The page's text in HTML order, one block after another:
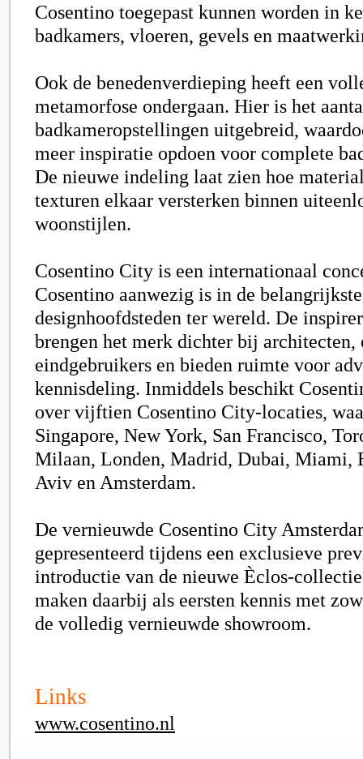
Cosentino toegepast kunnen worden in
badkamers, vloeren, gevels en
Ook de benedenverdieping heeft een
metamorfose ondergaan. Hier is het
badkameropstellingen uitgebreid,
meer inspiratie opdoen voor complete
De nieuwe indeling laat zien hoe
texturen elkaar versterken binnen
woonstijlen.
Cosentino City is een internationaal
Cosentino aanwezig is in de belangrijkste
designhoofdsteden ter wereld. De
brengen het merk dichter bij architecten,
eindgebruikers en bieden ruimte voor
kennisdeling. Inmiddels beschikt
over vijftien Cosentino City-locaties,
Singapore, New York, San Francisco,
Milaan, Londen, Madrid, Dubai, Miami,
Aviv en Amsterdam.
De vernieuwde Cosentino City
gepresenteerd tijdens een exclusieve
introductie van de nieuwe Èclos-
maken daarbij als eersten kennis met
de volledig vernieuwde showroom.
Links
www.cosentino.nl